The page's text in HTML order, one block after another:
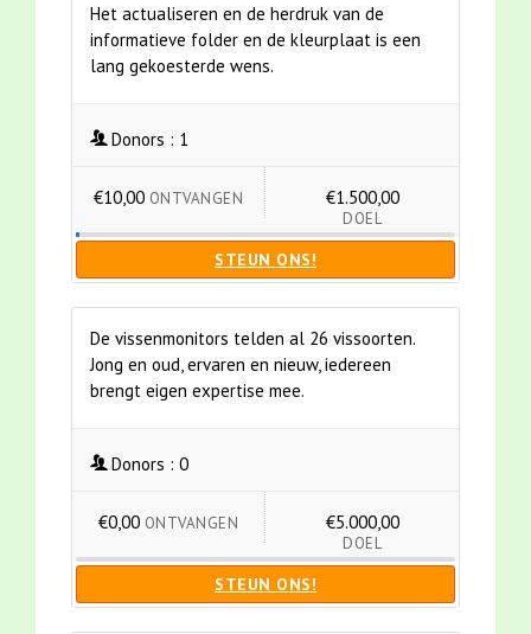
Het actualiseren en de herdruk van de
informatieve folder en de kleurplaat is een
lang gekoesterde wens.
Donors : 1
€10,00 ONTVANGEN €1.500,00
DOEL
STEUN ONS!
De vissenmonitors telden al 26 vissoorten.
Jong en oud, ervaren en nieuw, iedereen
brengt eigen expertise mee.
Donors : 0
€0,00 ONTVANGEN €5.000,00
DOEL
STEUN ONS!